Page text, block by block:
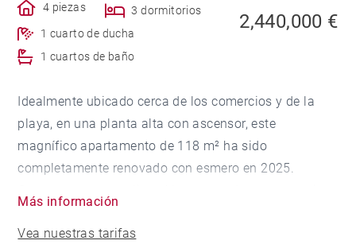
4 piezas
3 dormitorios
1 cuarto de ducha
1 cuartos de baño
2,440,000 €
Idealmente ubicado cerca de los comercios y de la
playa, en una planta alta con ascensor, este
magnífico apartamento de 118 m² ha sido
completamente renovado con esmero en 2025.
montañas, así como tres dormitorios. Una bodega y
Más información
Vea nuestras tarifas